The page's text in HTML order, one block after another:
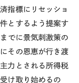
指標にリセッショ
とするよう提案す
でに景気刺激策の
その恩恵が行き渡
力とされる所得税
け取り始めるの